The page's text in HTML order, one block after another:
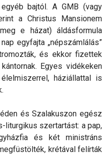
bajtól. A GMB (vagy
a Christus Mansionem
e házat) áldásformula
egyfajta „népszámlálás”
és ekkor fizettek
Egyes vidékeken
háziállattal is
és Szalakuszon egész
liturgikus szertartást: a pap,
és két ministráns
krétával felírták